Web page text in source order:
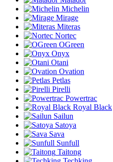
Michelin
Mirage
Miteras
Nortec
OGreen
Onyx
Otani
Ovation
Petlas
Pirelli
Powertrac
Royal Black
Sailun
Satoya
Sava
Sunfull
Taitong